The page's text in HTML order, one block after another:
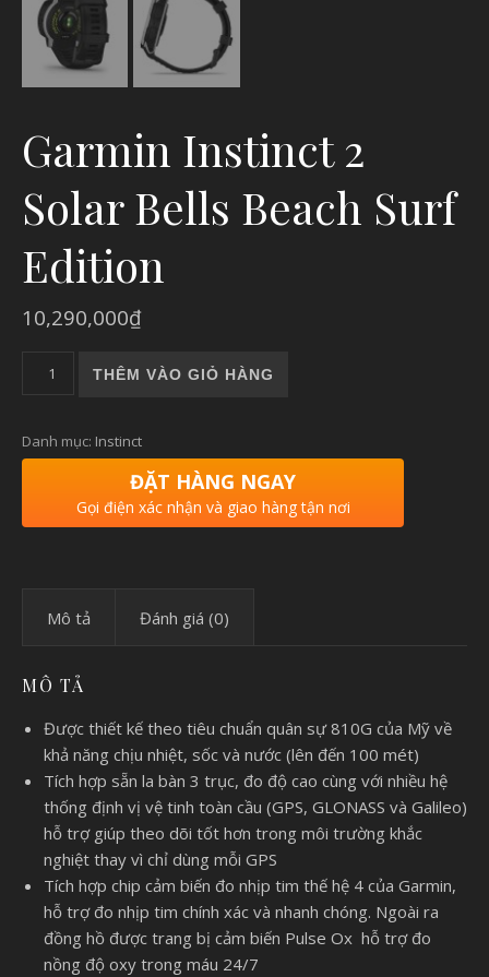
Garmin Instinct 2
Solar Bells Beach Surf
Edition
10,290,000₫
Garmin Instinct 2 Solar Bells Beach Surf Edition số lượng
THÊM VÀO GIỎ HÀNG
Danh mục: Instinct
ĐẶT HÀNG NGAY
Gọi điện xác nhận và giao hàng tận nơi
Mô tả Đánh giá (0)
MÔ TẢ
Được thiết kế theo tiêu chuẩn quân sự 810G của Mỹ về
khả năng chịu nhiệt, sốc và nước (lên đến 100 mét)
Tích hợp sẵn la bàn 3 trục, đo độ cao cùng với nhiều hệ
thống định vị vệ tinh toàn cầu (GPS, GLONASS và Galileo)
hỗ trợ giúp theo dõi tốt hơn trong môi trường khắc
nghiệt thay vì chỉ dùng mỗi GPS
Tích hợp chip cảm biến đo nhịp tim thế hệ 4 của Garmin,
hỗ trợ đo nhịp tim chính xác và nhanh chóng. Ngoài ra
đồng hồ được trang bị cảm biến Pulse Ox hỗ trợ đo
nồng độ oxy trong máu 24/7